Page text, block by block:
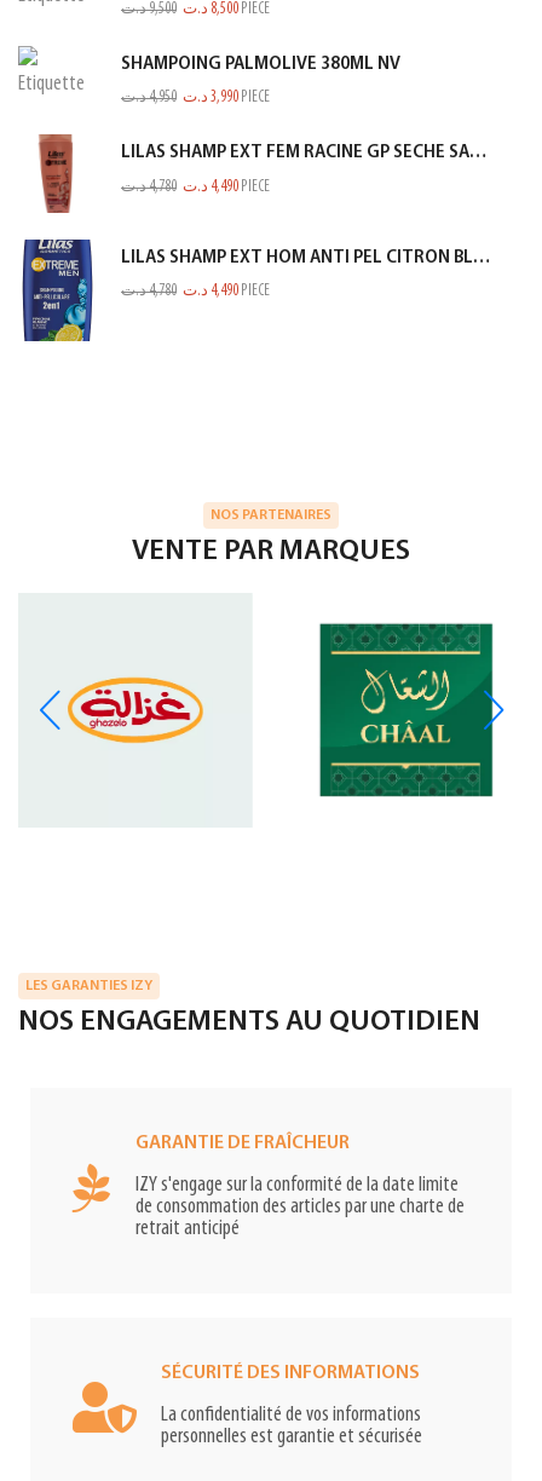
9,500د.ت 8,500 د.ت PIECE
SHAMPOING PALMOLIVE 380ML NV
4,950د.ت 3,990 د.ت PIECE
LILAS SHAMP EXT FEM RACINE GP SECHE SAUMON 350ML
4,780د.ت 4,490 د.ت PIECE
LILAS SHAMP EXT HOM ANTI PEL CITRON BLEU 350ML
4,780د.ت 4,490 د.ت PIECE
NOS PARTENAIRES
VENTE PAR MARQUES
LES GARANTIES IZY
NOS ENGAGEMENTS AU QUOTIDIEN
GARANTIE DE FRAÎCHEUR
IZY s'engage sur la conformité de la date limite
de consommation des articles par une charte de
retrait anticipé
SÉCURITÉ DES INFORMATIONS
La confidentialité de vos informations
personnelles est garantie et sécurisée